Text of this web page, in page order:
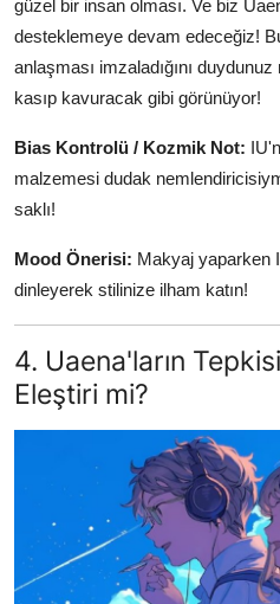
güzel bir insan olması. Ve biz
desteklemeye devam edeceğiz!
anlaşması imzaladığını duydunuz
kasıp kavuracak gibi görünüyor!
Bias Kontrolü / Kozmik Not:
malzemesi dudak
saklı!
Mood Önerisi: Makyaj yaparken
dinleyerek stilinize ilham katın!
4. Uaena'ların
Eleştiri mi?